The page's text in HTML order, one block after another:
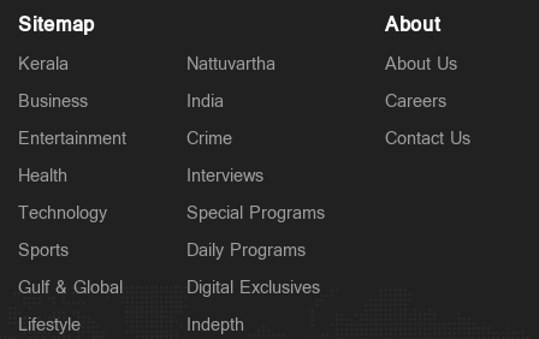
Latest
റൗഡികള്‍ പലതും പറയും; ആയങ്കിക്കെതിരെ തോക്ക്
3 hours ago
Sitemap
Kerala
Business
Entertainment
Health
Technology
Sports
Gulf & Global
Lifestyle
Nattuvartha
India
Crime
Interviews
Special Programs
Daily Programs
Digital Exclusives
Indepth
About
About Us
Careers
Contact Us